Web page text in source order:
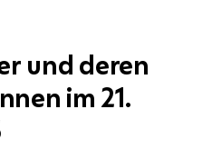
und deren
im 21.